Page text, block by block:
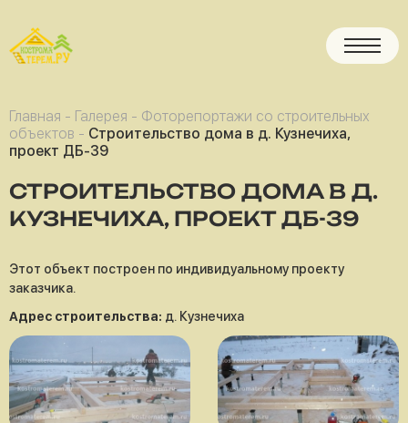
Главная - Галерея - Фоторепортажи со строительных
объектов - Строительство дома в д. Кузнечиха,
проект ДБ-39
СТРОИТЕЛЬСТВО ДОМА В Д.
КУЗНЕЧИХА, ПРОЕКТ ДБ-39
Этот объект построен по индивидуальному проекту
заказчика.
Адрес строительства: д. Кузнечиха